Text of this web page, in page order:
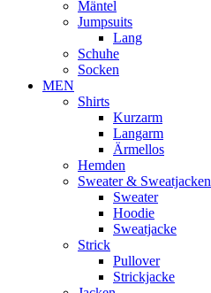
Mäntel
Jumpsuits
Lang
Schuhe
Socken
MEN
Shirts
Kurzarm
Langarm
Ärmellos
Hemden
Sweater & Sweatjacken
Sweater
Hoodie
Sweatjacke
Strick
Pullover
Strickjacke